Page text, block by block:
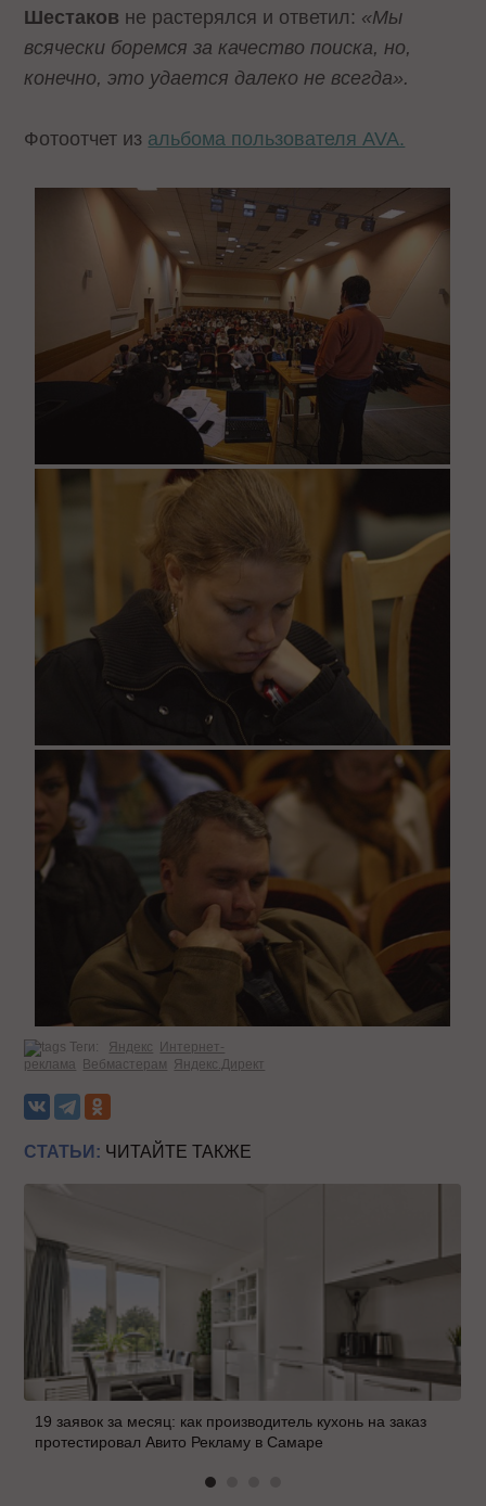
Шестаков не растерялся и ответил: «Мы
всячески боремся за качество поиска, но,
конечно, это удается далеко не всегда».
Фотоотчет из альбома пользователя AVA.
Теги: Яндекс
Интернет-
реклама Вебмастерам Яндекс.Директ
СТАТЬИ: ЧИТАЙТЕ ТАКЖЕ
19 заявок за месяц: как производитель кухонь на заказ
протестировал Авито Рекламу в Самаре